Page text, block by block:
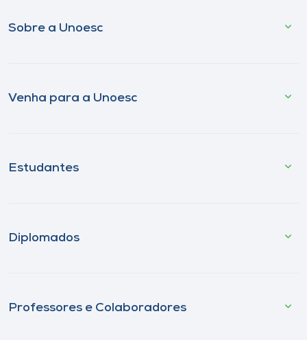
Sobre a Unoesc
Venha para a Unoesc
Estudantes
Diplomados
Professores e Colaboradores